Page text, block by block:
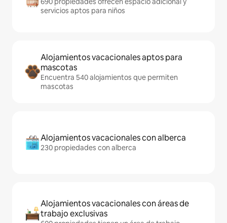
servicios aptos para niños
Alojamientos vacacionales aptos para
mascotas
Encuentra 540 alojamientos que permiten
mascotas
Alojamientos vacacionales con alberca
230 propiedades con alberca
Alojamientos vacacionales con áreas de
trabajo exclusivas